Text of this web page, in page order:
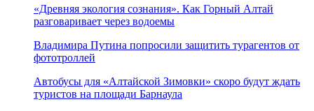
«Древняя экология сознания». Как Горный Алтай
разговаривает через водоемы
Владимира Путина попросили защитить турагентов от
фототроллей
Автобусы для «Алтайской Зимовки» скоро будут ждать
туристов на площади Барнаула